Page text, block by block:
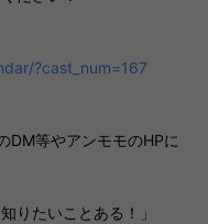
?cast_num=167
DM等やアンモモのHPに
りたいことある！」